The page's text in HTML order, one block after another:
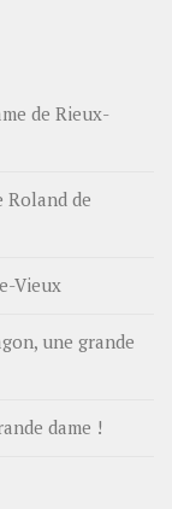
de Rieux-
Roland de
Vieux
une grande
dame !